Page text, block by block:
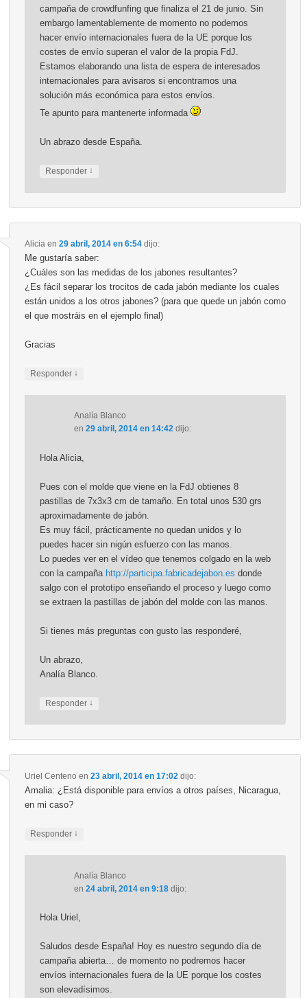
campaña de crowdfunfing que finaliza el 21 de junio. Sin
embargo lamentablemente de momento no podemos
hacer envío internacionales fuera de la UE porque los
costes de envío superan el valor de la propia FdJ.
Estamos elaborando una lista de espera de interesados
internacionales para avisaros si encontramos una
solución más económica para estos envíos.
Te apunto para mantenerte informada
Un abrazo desde España.
Responder ↓
Aliciaen 29 abril, 2014 en 6:54 dijo:
Me gustaría saber:
¿Cuáles son las medidas de los jabones resultantes?
¿Es fácil separar los trocitos de cada jabón mediante los cuales
están unidos a los otros jabones? (para que quede un jabón como
el que mostráis en el ejemplo final)
Gracias
Responder ↓
Analía Blanco
en 29 abril, 2014 en 14:42 dijo:
Hola Alicia,
Pues con el molde que viene en la FdJ obtienes 8
pastillas de 7x3x3 cm de tamaño. En total unos 530 grs
aproximadamente de jabón.
Es muy fácil, prácticamente no quedan unidos y lo
puedes hacer sin nigún esfuerzo con las manos.
Lo puedes ver en el vídeo que tenemos colgado en la web
con la campaña http://participa.fabricadejabon.es donde
salgo con el prototipo enseñando el proceso y luego como
se extraen la pastillas de jabón del molde con las manos.
Si tienes más preguntas con gusto las responderé,
Un abrazo,
Analía Blanco.
Responder ↓
Uriel Centeno en 23 abril, 2014 en 17:02 dijo:
Amalia: ¿Está disponible para envíos a otros países, Nicaragua,
en mi caso?
Responder ↓
Analía Blanco
en 24 abril, 2014 en 9:18 dijo:
Hola Uriel,
Saludos desde España! Hoy es nuestro segundo día de
campaña abierta… de momento no podremos hacer
envíos internacionales fuera de la UE porque los costes
son elevadísimos.